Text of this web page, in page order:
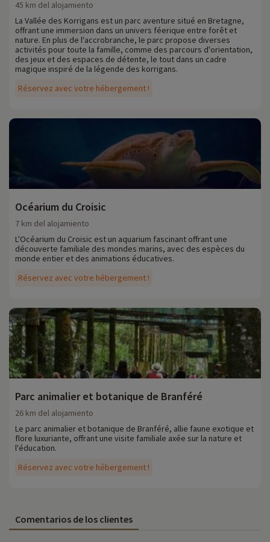
Réservez avec votre hébergement !
45 km del alojamiento
La Vallée des Korrigans est un parc aventure situé en Bretagne,
offrant une immersion dans un univers féerique entre forêt et
nature. En plus de l'accrobranche, le parc propose diverses
activités pour toute la famille, comme des parcours d'orientation,
des jeux et des espaces de détente, le tout dans un cadre
magique inspiré de la légende des korrigans.
Océarium du Croisic
Réservez avec votre hébergement !
7 km del alojamiento
L'Océarium du Croisic est un aquarium fascinant offrant une
découverte familiale des mondes marins, avec des espèces du
monde entier et des animations éducatives.
Parc animalier et botanique de Branféré
Réservez avec votre hébergement !
26 km del alojamiento
Le parc animalier et botanique de Branféré, allie faune exotique et
flore luxuriante, offrant une visite familiale axée sur la nature et
l'éducation.
Comentarios de los clientes